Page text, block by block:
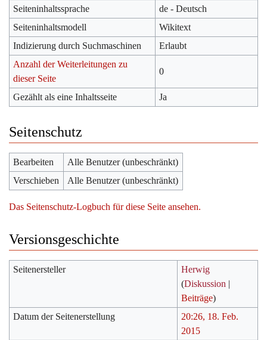
Seiteninhaltssprache
de - Deutsch
Seiteninhaltsmodell
Wikitext
Indizierung durch Suchmaschinen
Erlaubt
Anzahl der Weiterleitungen zu
dieser Seite
0
Gezählt als eine Inhaltsseite Ja
Seitenschutz
Bearbeiten
Alle Benutzer (unbeschränkt)
Verschieben
Alle Benutzer (unbeschränkt)
Das Seitenschutz-Logbuch für diese Seite ansehen.
Versionsgeschichte
Seitenersteller
Herwig
(Diskussion |
Beiträge)
Datum der Seitenerstellung
20:26, 18. Feb.
2015